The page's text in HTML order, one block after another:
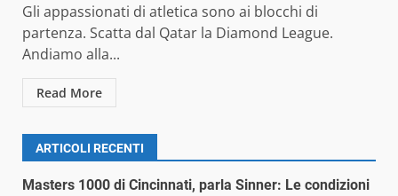
Gli appassionati di atletica sono ai blocchi di
partenza. Scatta dal Qatar la Diamond League.
Andiamo alla...
Read More
ARTICOLI RECENTI
Masters 1000 di Cincinnati, parla Sinner: Le condizioni